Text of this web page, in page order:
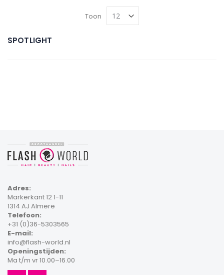
Toon
SPOTLIGHT
Adres:
Markerkant 12 1-11
1314 AJ Almere
Telefoon:
+31 (0)36-5303565
E-mail:
info@flash-world.nl
Openingstijden:
Ma t/m vr 10.00–16.00